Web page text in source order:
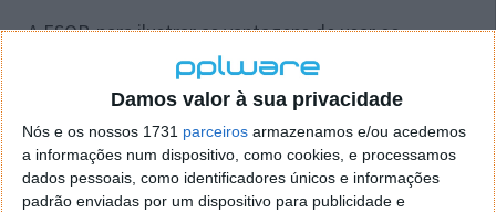
Damos valor à sua privacidade
Nós e os nossos 1731 parceiros armazenamos e/ou acedemos
a informações num dispositivo, como cookies, e processamos
dados pessoais, como identificadores únicos e informações
padrão enviadas por um dispositivo para publicidade e
A ESOP, para ilustrar as vantagens de usar os
produtos em que trabalham as suas filiadas, aponta
também o caso da opção tomada por uma rede de
13 hospitais da região de Copenhaga, na Dinamarca,
que poupou, de uma assentada, 5,3 milhões de euros
ao passar a recorrer exclusivamente àquele tipo de
programas informáticos.